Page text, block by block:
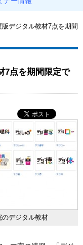
デジタル教材7点を期間
7点を期間限定で
のデジタル教材